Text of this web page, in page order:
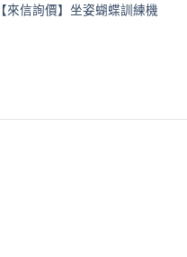
【來信詢價】坐姿蝴蝶訓練機